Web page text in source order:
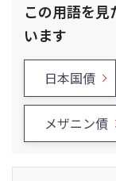
この用語を
います
日本国債
メザニン債